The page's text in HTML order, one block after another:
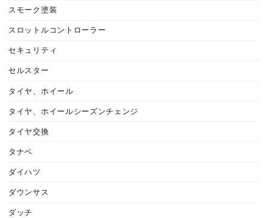
スモーク塗装
スロットルコントローラー
セキュリティ
セルスター
タイヤ、ホイール
タイヤ、ホイールシーズンチェンジ
タイヤ交換
タナベ
ダイハツ
ダウンサス
ダッチ